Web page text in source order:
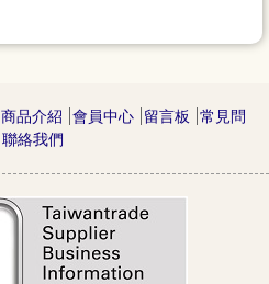
商品介紹 會員中心 留言板
常見問
聯絡我們